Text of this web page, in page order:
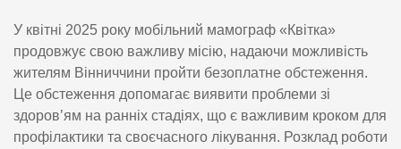
У квітні 2025 року мобільний мамограф «Квітка»
продовжує свою важливу місію, надаючи можливість
жителям Вінниччини пройти безоплатне обстеження.
Це обстеження допомагає виявити проблеми зі
здоров’ям на ранніх стадіях, що є важливим кроком для
профілактики та своєчасного лікування. Розклад роботи